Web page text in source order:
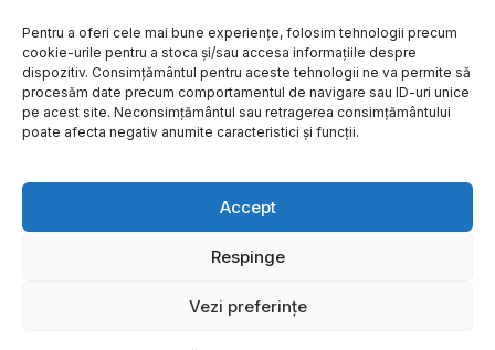
Pentru a oferi cele mai bune experiențe, folosim tehnologii precum
cookie-urile pentru a stoca și/sau accesa informațiile despre
dispozitiv. Consimțământul pentru aceste tehnologii ne va permite să
procesăm date precum comportamentul de navigare sau ID-uri unice
pe acest site. Neconsimțământul sau retragerea consimțământului
poate afecta negativ anumite caracteristici și funcții.
Accept
Respinge
Vezi preferințe
Copyright ©2026